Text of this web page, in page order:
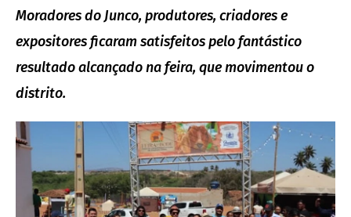
Moradores do Junco, produtores, criadores e
expositores ficaram satisfeitos pelo fantástico
resultado alcançado na feira, que movimentou o
distrito.